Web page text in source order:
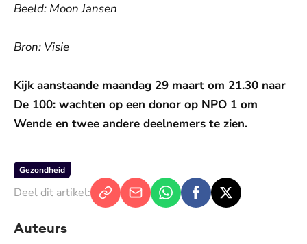
Beeld: Moon Jansen
Bron: Visie
Kijk aanstaande maandag 29 maart om 21.30 naar
De 100: wachten op een donor op NPO 1 om
Wende en twee andere deelnemers te zien.
Gezondheid
Deel dit artikel:
Auteurs